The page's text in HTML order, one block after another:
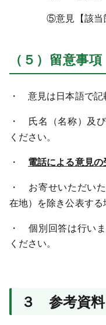
⑤意見【該当箇所
（５）留意事項
・ 意見は日本語で記
・ 氏名（名称）及
ください。
・ 電話による意見の
・ お寄せいただい
在地）を除き公表する
・ 個別回答は行い
ください。
３ 参考資料